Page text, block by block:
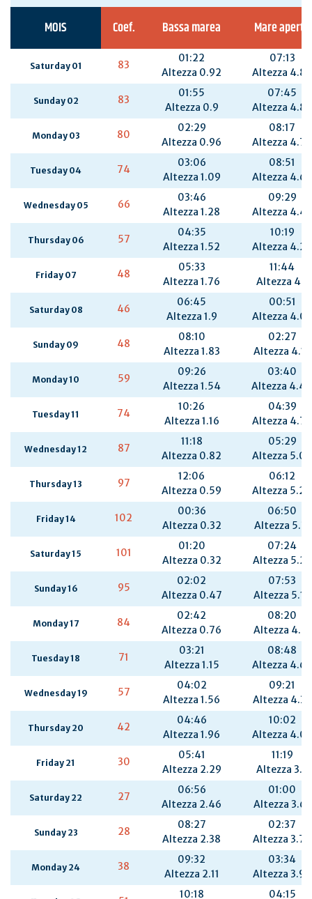
MOIS
Coef. Bassa marea Mare aperto
Saturday 01 83
01:22
Altezza 0.92
07:13
Altezza 4.85
Sunday 02 83
01:55
Altezza 0.9
07:45
Altezza 4.85
Monday 03 80
02:29
Altezza 0.96
08:17
Altezza 4.79
Tuesday 04 74
03:06
Altezza 1.09
08:51
Altezza 4.67
Wednesday 05 66
03:46
Altezza 1.28
09:29
Altezza 4.49
Thursday 06 57
04:35
Altezza 1.52
10:19
Altezza 4.28
Friday 07 48
05:33
Altezza 1.76
11:44
Altezza 4.1
Saturday 08 46
06:45
Altezza 1.9
00:51
Altezza 4.06
Sunday 09 48
08:10
Altezza 1.83
02:27
Altezza 4.17
Monday 10 59
09:26
Altezza 1.54
03:40
Altezza 4.44
Tuesday 11 74
10:26
Altezza 1.16
04:39
Altezza 4.76
Wednesday 12 87
11:18
Altezza 0.82
05:29
Altezza 5.04
Thursday 13 97
12:06
Altezza 0.59
06:12
Altezza 5.24
Friday 14 102
00:36
Altezza 0.32
06:50
Altezza 5.31
Saturday 15 101
01:20
Altezza 0.32
07:24
Altezza 5.26
Sunday 16 95
02:02
Altezza 0.47
07:53
Altezza 5.12
Monday 17 84
02:42
Altezza 0.76
08:20
Altezza 4.91
Tuesday 18 71
03:21
Altezza 1.15
08:48
Altezza 4.65
Wednesday 19 57
04:02
Altezza 1.56
09:21
Altezza 4.37
Thursday 20 42
04:46
Altezza 1.96
10:02
Altezza 4.07
Friday 21 30
05:41
Altezza 2.29
11:19
Altezza 3.8
Saturday 22 27
06:56
Altezza 2.46
01:00
Altezza 3.63
Sunday 23 28
08:27
Altezza 2.38
02:37
Altezza 3.75
Monday 24 38
09:32
Altezza 2.11
03:34
Altezza 3.97
10:18
04:15